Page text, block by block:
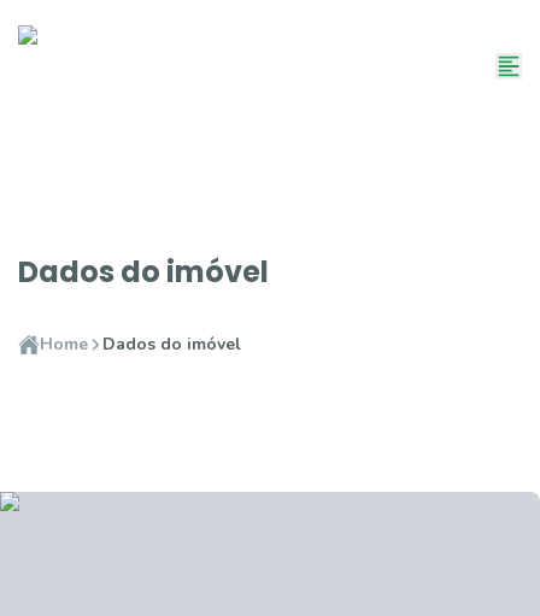
Dados do imóvel
Home Dados do imóvel